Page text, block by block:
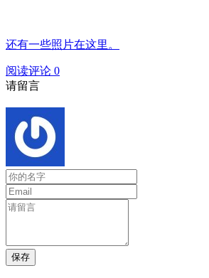
还有一些照片在这里。
阅读评论 0
请留言